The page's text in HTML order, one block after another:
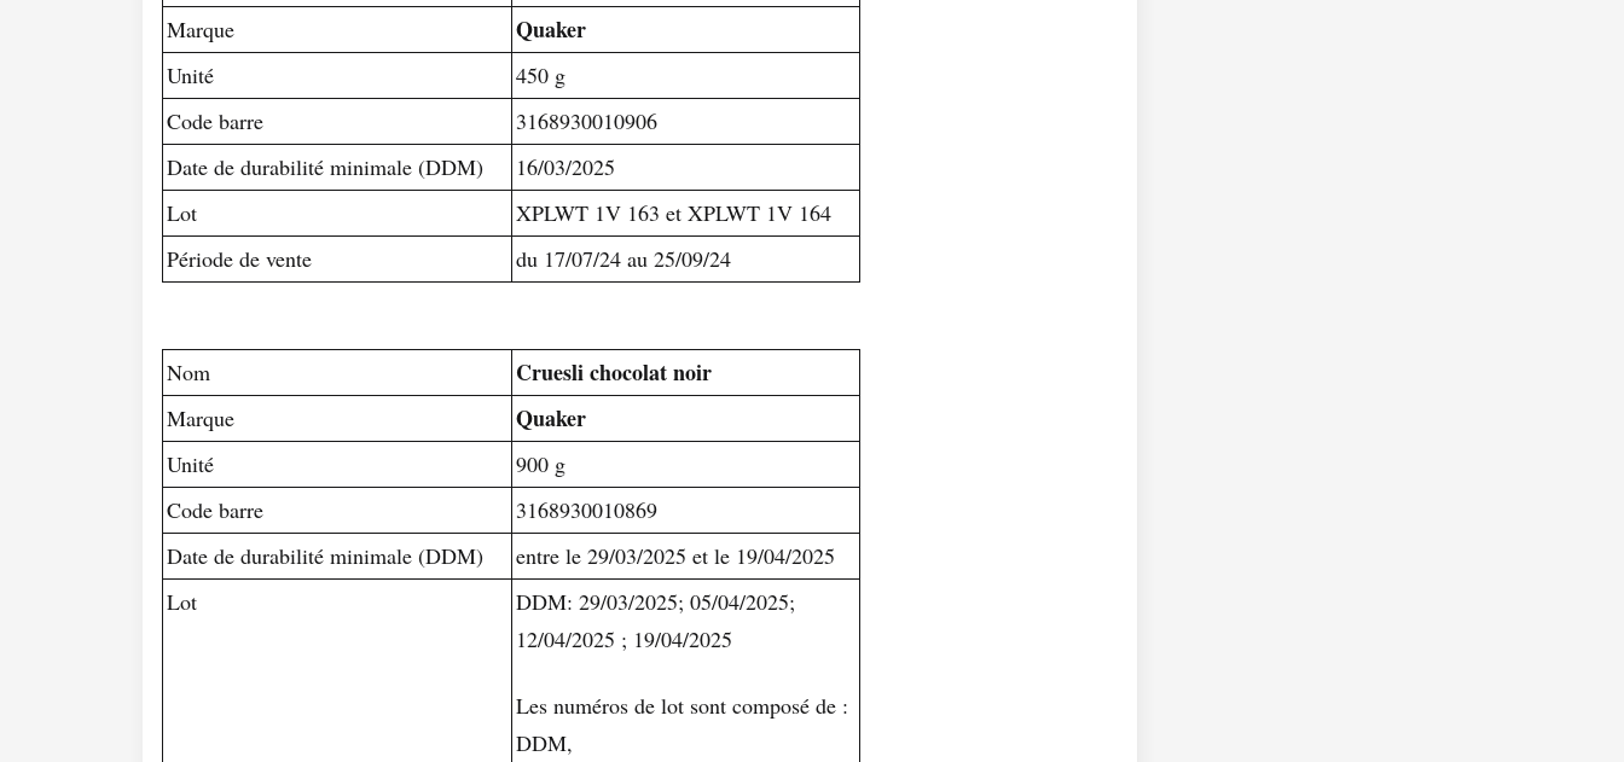
Marque Quaker
Unité
450 g
Code barre
3168930010906
Date de durabilité minimale (DDM)
16/03/2025
Lot
XPLWT 1V 163 et XPLWT 1V 164
Période de vente
du 17/07/24 au 25/09/24
Nom Cruesli chocolat noir
Marque Quaker
Unité
900 g
Code barre
3168930010869
Date de durabilité minimale (DDM)
entre le 29/03/2025 et le 19/04/2025
Lot
DDM: 29/03/2025; 05/04/2025;
12/04/2025 ; 19/04/2025
Les numéros de lot sont composé de :
DDM,